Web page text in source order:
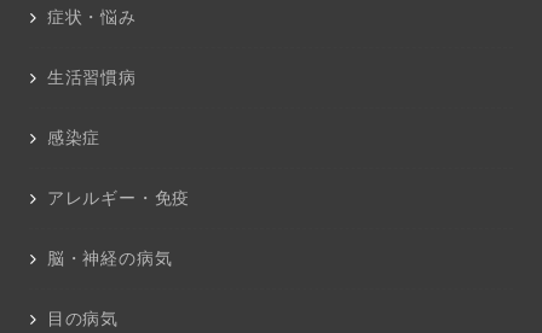
症状・悩み
生活習慣病
感染症
アレルギー・免疫
脳・神経の病気
目の病気